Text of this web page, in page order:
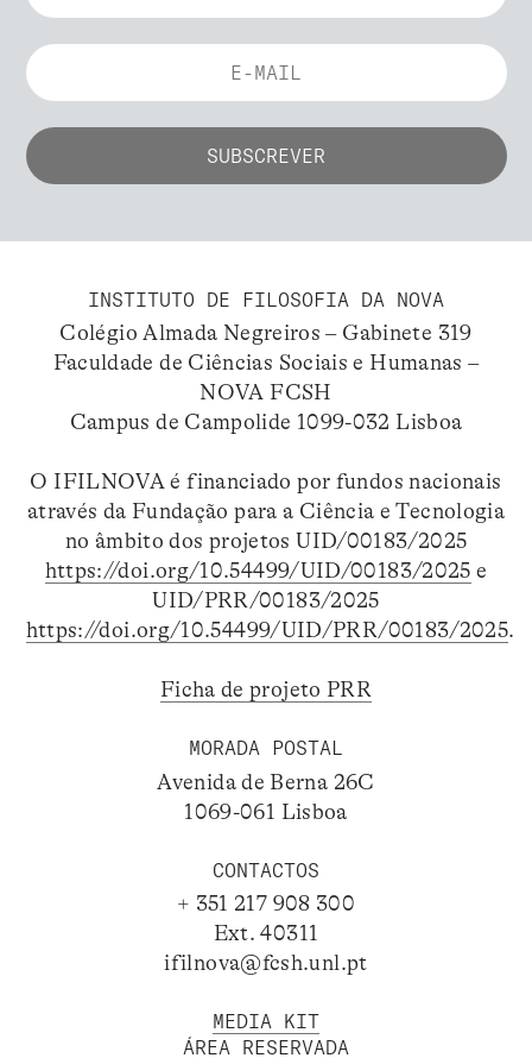
INSTITUTO DE FILOSOFIA DA NOVA
Colégio Almada Negreiros – Gabinete 319
Faculdade de Ciências Sociais e Humanas –
NOVA FCSH
Campus de Campolide 1099-032 Lisboa
O IFILNOVA é financiado por fundos nacionais
através da Fundação para a Ciência e Tecnologia
no âmbito dos projetos UID/00183/2025
https://doi.org/10.54499/UID/00183/2025 e
UID/PRR/00183/2025
https://doi.org/10.54499/UID/PRR/00183/2025.
Ficha de projeto PRR
MORADA POSTAL
Avenida de Berna 26C
1069-061 Lisboa
CONTACTOS
+ 351 217 908 300
Ext. 40311
ifilnova@fcsh.unl.pt
MEDIA KIT
ÁREA RESERVADA